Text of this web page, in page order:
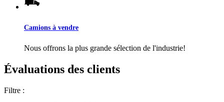
Camions à vendre
Nous offrons la plus grande sélection de l'industrie!
Évaluations des clients
Filtre :